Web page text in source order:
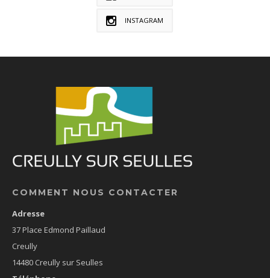
INSTAGRAM
COMMENT NOUS CONTACTER
Adresse
37 Place Edmond Paillaud
Creully
14480 Creully sur Seulles